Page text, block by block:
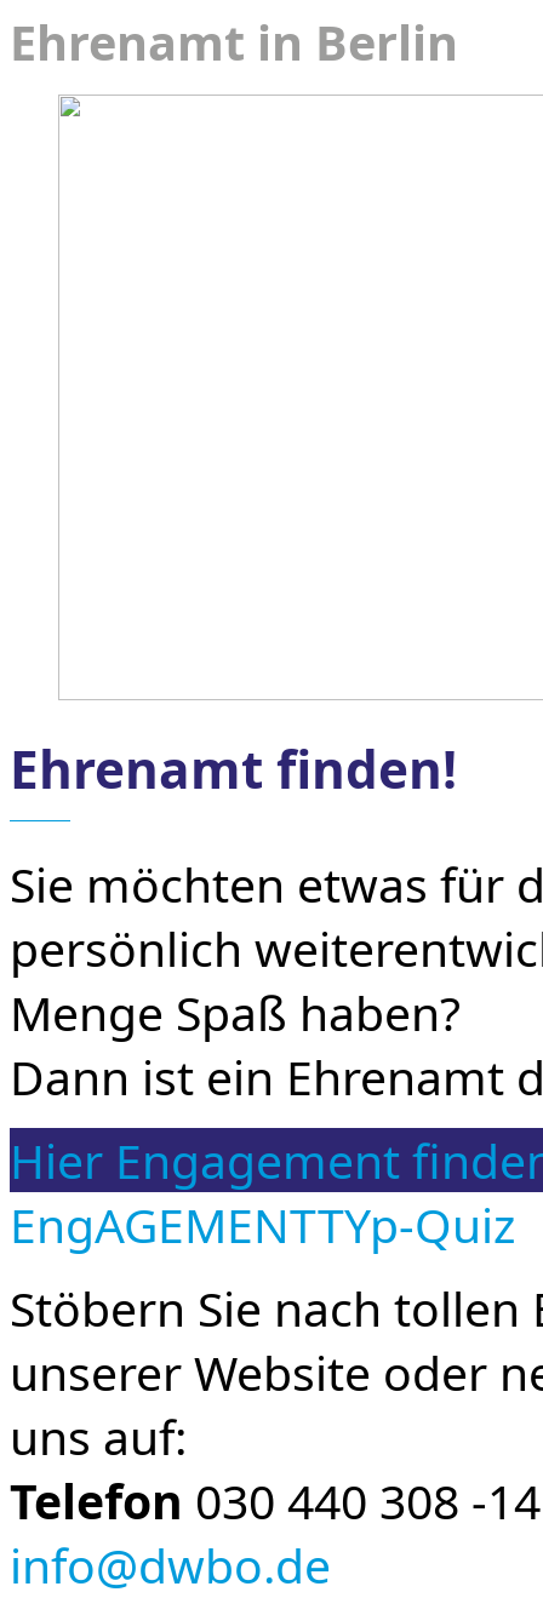
Ehrenamt in Berlin
Ehrenamt finden!
Sie möchten etwas für
persönlich
Menge Spaß haben?
Dann ist ein Ehrenamt
Hier Engagement
EngAGEMENTTYp-Quiz
Stöbern Sie nach
unserer Website oder
uns auf:
Telefon 030 440 308 -
info@dwbo.de